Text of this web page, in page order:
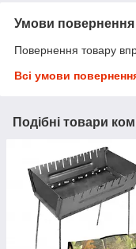
Умови повернення
Повернення товару
Всі умови
Подібні товари